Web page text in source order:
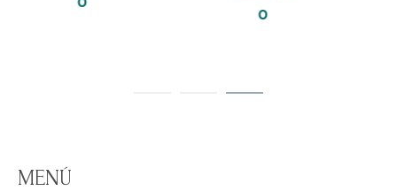
Rango
desde
MENÚ